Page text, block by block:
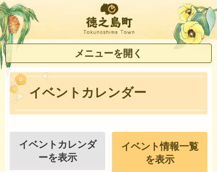
徳之島町
メニューを開く
イベントカレンダー
イベントカレンダ
ーを表示
イベント情報一覧
を表示